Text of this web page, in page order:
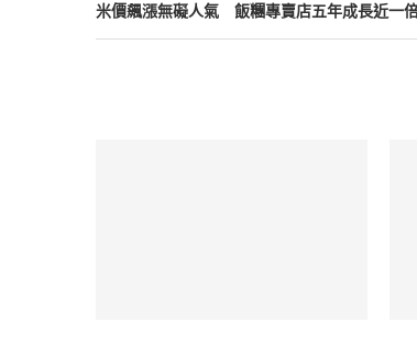
米價飆漲無礙人氣 飯糰專賣店五年成長近一